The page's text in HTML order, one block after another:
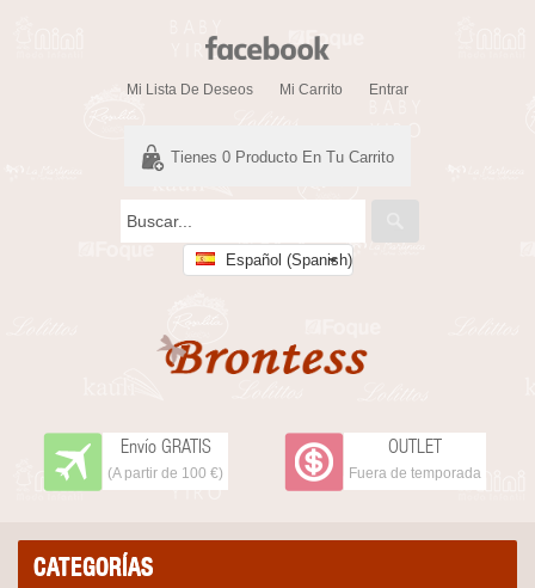
Mi Lista De Deseos Mi Carrito Entrar
Tienes 0 Producto En Tu Carrito
Español (Spanish)
Envío GRATIS
(A partir de 100 €)
OUTLET
Fuera de temporada
CATEGORÍAS